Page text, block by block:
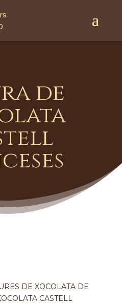
de
DE XOCOLATA DE
CASTELL